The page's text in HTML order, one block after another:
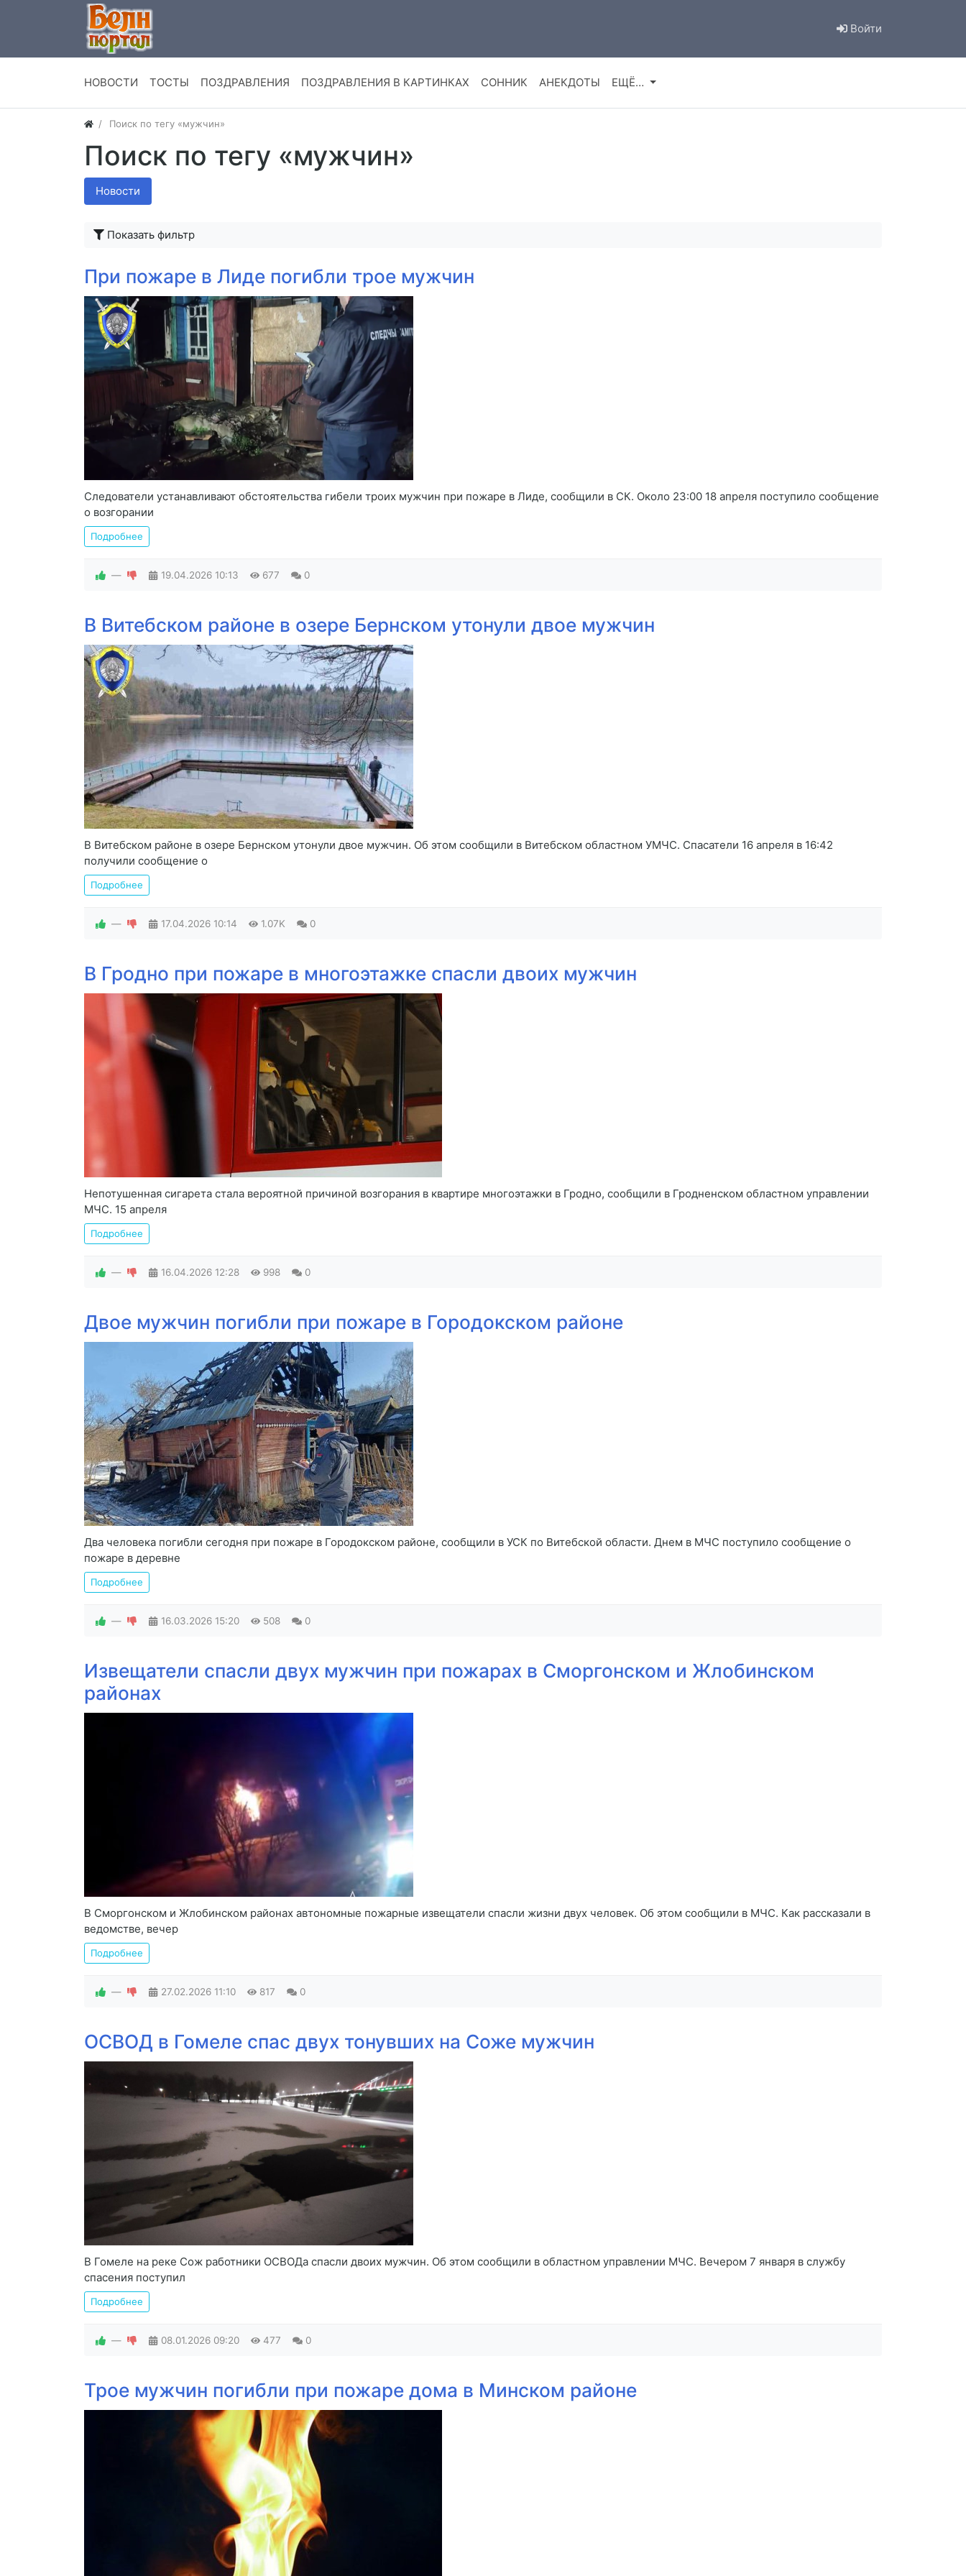
Войти
НОВОСТИ ТОСТЫ ПОЗДРАВЛЕНИЯ ПОЗДРАВЛЕНИЯ В КАРТИНКАХ СОННИК АНЕКДОТЫ ЕЩЁ…
Поиск по тегу «мужчин»
Поиск по тегу «мужчин»
Новости
Показать фильтр
При пожаре в Лиде погибли трое мужчин
Следователи устанавливают обстоятельства гибели троих мужчин при пожаре в Лиде, сообщили в СК. Около 23:00 18 апреля поступило сообщение
о возгорании
Подробнее
— 19.04.2026 10:13 677 0
В Витебском районе в озере Бернском утонули двое мужчин
В Витебском районе в озере Бернском утонули двое мужчин. Об этом сообщили в Витебском областном УМЧС. Спасатели 16 апреля в 16:42
получили сообщение о
Подробнее
— 17.04.2026 10:14 1.07K 0
В Гродно при пожаре в многоэтажке спасли двоих мужчин
Непотушенная сигарета стала вероятной причиной возгорания в квартире многоэтажки в Гродно, сообщили в Гродненском областном управлении
МЧС. 15 апреля
Подробнее
— 16.04.2026 12:28 998 0
Двое мужчин погибли при пожаре в Городокском районе
Два человека погибли сегодня при пожаре в Городокском районе, сообщили в УСК по Витебской области. Днем в МЧС поступило сообщение о
пожаре в деревне
Подробнее
— 16.03.2026 15:20 508 0
Извещатели спасли двух мужчин при пожарах в Сморгонском и Жлобинском
районах
В Сморгонском и Жлобинском районах автономные пожарные извещатели спасли жизни двух человек. Об этом сообщили в МЧС. Как рассказали в
ведомстве, вечер
Подробнее
— 27.02.2026 11:10 817 0
ОСВОД в Гомеле спас двух тонувших на Соже мужчин
В Гомеле на реке Сож работники ОСВОДа спасли двоих мужчин. Об этом сообщили в областном управлении МЧС. Вечером 7 января в службу
спасения поступил
Подробнее
— 08.01.2026 09:20 477 0
Трое мужчин погибли при пожаре дома в Минском районе